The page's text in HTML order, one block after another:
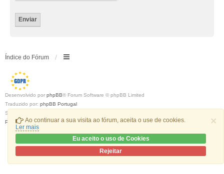
×
Ao continuar a sua visita ao fórum, aceita o use de cookies.
Ler mais
Eu aceito o uso de Cookies
Rejeitar
Índice do Fórum
Desenvolvido por phpBB® Forum Software © phpBB Limited
Traduzido por: phpBB Portugal
Style
Privacidade|Termos